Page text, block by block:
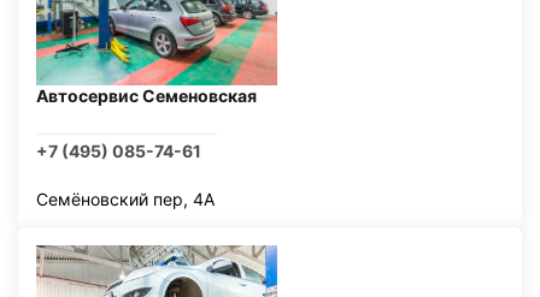
Автосервис Семеновская
+7 (495) 085-74-61
Семёновский пер, 4А